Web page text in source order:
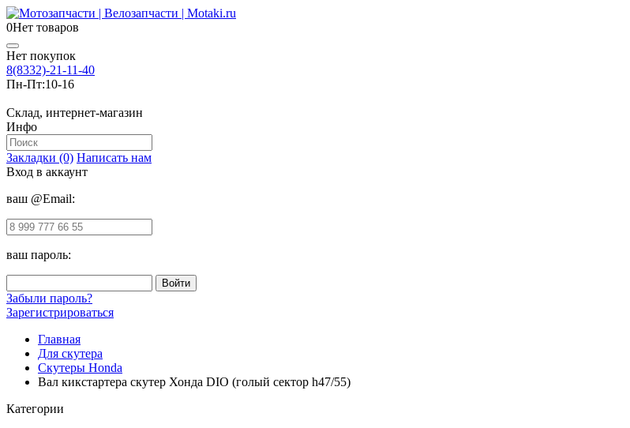
0Нет товаров
Нет покупок
8(8332)-21-11-40
Пн-Пт:10-16
Склад, интернет-магазин
Инфо
Закладки (0) Написать нам
Вход в аккаунт
ваш @Email:
ваш пароль:
Забыли пароль?
Зарегистрироваться
Главная
Для скутера
Скутеры Honda
Вал кикстартера скутер Хонда DIO (голый сектор h47/55)
Категории